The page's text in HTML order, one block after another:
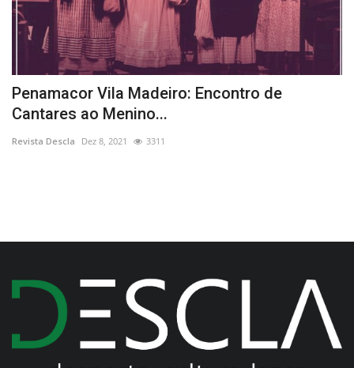
Penamacor Vila Madeiro: Encontro de
Cantares ao Menino...
Revista Descla Dez 8, 2021 3311